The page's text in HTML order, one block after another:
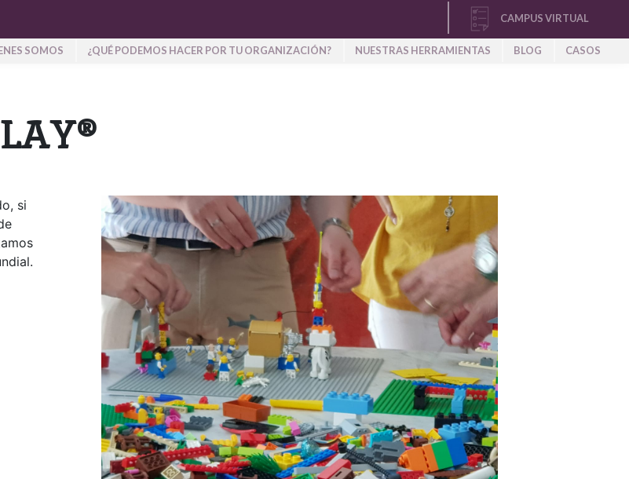
CAMPUS VIRTUAL
SOMOS ¿QUÉ PODEMOS HACER POR TU ORGANIZACIÓN? NUESTRAS HERRAMIENTAS BLOG CASOS
si